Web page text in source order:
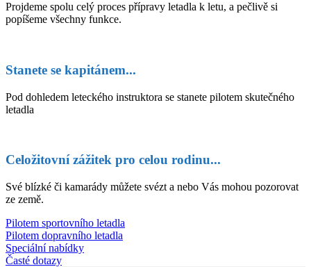
Projdeme spolu celý proces přípravy letadla k letu, a pečlivě si
popíšeme všechny funkce.
Stanete se kapitánem...
Pod dohledem leteckého instruktora se stanete pilotem skutečného
letadla
Celožitovní zážitek pro celou rodinu...
Své blízké či kamarády můžete svézt a nebo Vás mohou pozorovat
ze země.
Pilotem sportovního letadla
Pilotem dopravního letadla
Speciální nabídky
Časté dotazy